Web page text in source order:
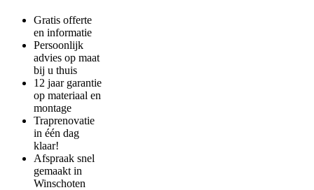
Gratis offerte
en informatie
Persoonlijk
advies op maat
bij u thuis
12 jaar garantie
op materiaal en
montage
Traprenovatie
in één dag
klaar!
Afspraak snel
gemaakt in
Winschoten